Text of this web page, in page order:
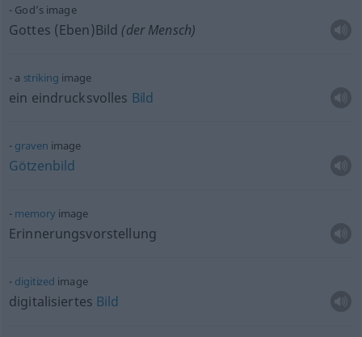
God’s image
Gottes (Eben)Bild (der Mensch)
a striking image
ein eindrucksvolles Bild
graven image
Götzenbild
memoryimage
Erinnerungsvorstellung
digitized image
digitalisiertes Bild